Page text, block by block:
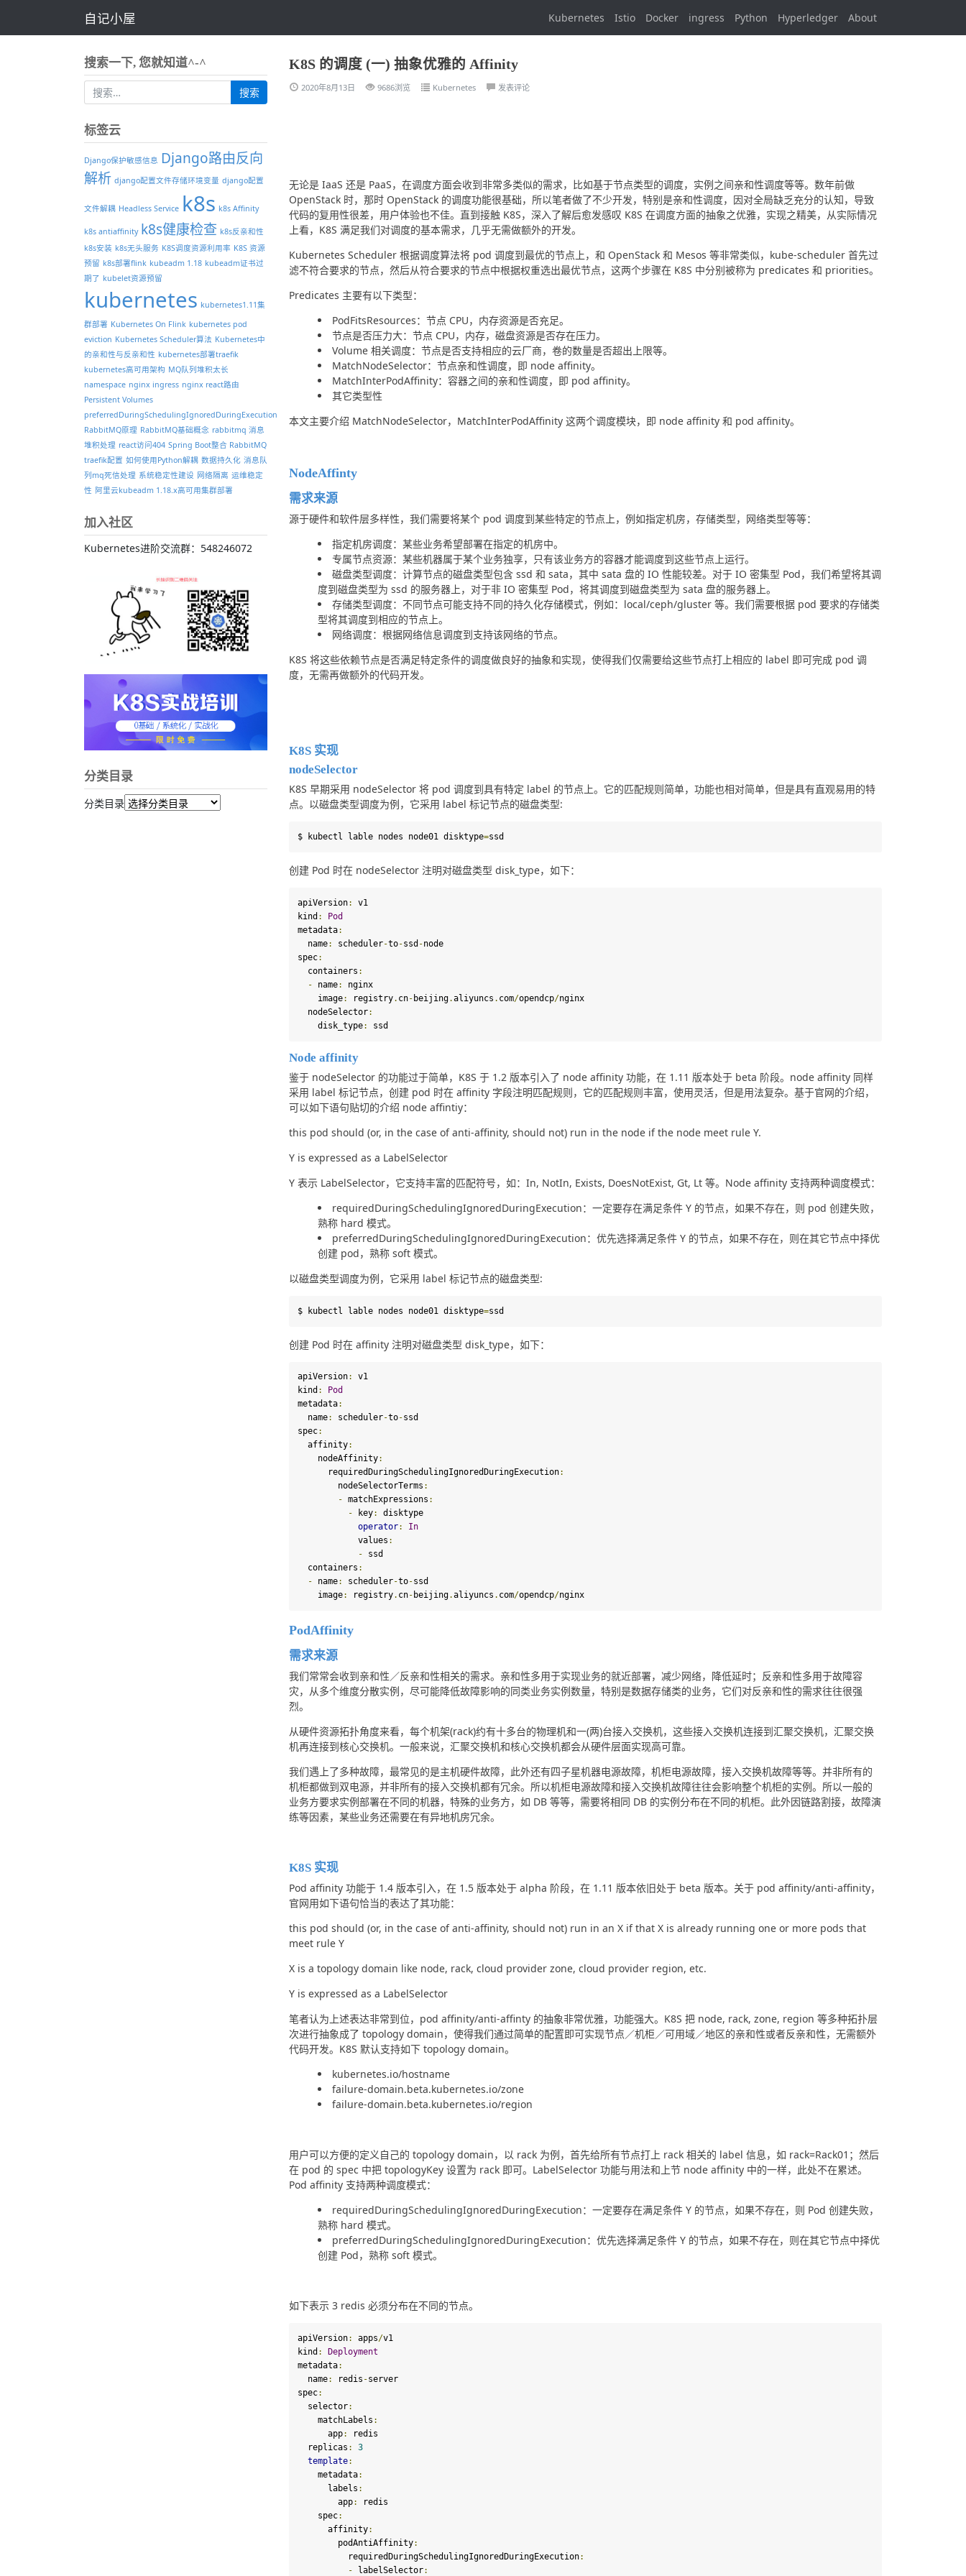
自记小屋 Kubernetes Istio Docker ingress Python Hyperledger About
K8S 的调度 (一) 抽象优雅的 Affinity
2020年8月13日 9686浏览 Kubernetes 发表评论
无论是 IaaS 还是 PaaS，在调度方面会收到非常多类似的需求，比如基于节点类型的调度，实例之间亲和性调度等等。数年前做
OpenStack 时，那时 OpenStack 的调度功能很基础，所以笔者做了不少开发，特别是亲和性调度，因对全局缺乏充分的认知，导致
代码的复用性很差，用户体验也不佳。直到接触 K8S，深入了解后愈发感叹 K8S 在调度方面的抽象之优雅，实现之精美，从实际情况
上看，K8S 满足我们对调度的基本需求，几乎无需做额外的开发。
Kubernetes Scheduler 根据调度算法将 pod 调度到最优的节点上，和 OpenStack 和 Mesos 等非常类似，kube-scheduler 首先过
滤不符合要求的节点，然后从符合要求的节点中根据权重选出最优节点，这两个步骤在 K8S 中分别被称为 predicates 和 priorities。
Predicates 主要有以下类型：
PodFitsResources：节点 CPU，内存资源是否充足。
节点是否压力大：节点 CPU，内存，磁盘资源是否存在压力。
Volume 相关调度：节点是否支持相应的云厂商，卷的数量是否超出上限等。
MatchNodeSelector：节点亲和性调度，即 node affinity。
MatchInterPodAffinity：容器之间的亲和性调度，即 pod affinity。
其它类型性
本文主要介绍 MatchNodeSelector，MatchInterPodAffinity 这两个调度模块，即 node affinity 和 pod affinity。
NodeAffinty
需求来源
源于硬件和软件层多样性，我们需要将某个 pod 调度到某些特定的节点上，例如指定机房，存储类型，网络类型等等：
指定机房调度：某些业务希望部署在指定的机房中。
专属节点资源：某些机器属于某个业务独享，只有该业务方的容器才能调度到这些节点上运行。
磁盘类型调度：计算节点的磁盘类型包含 ssd 和 sata，其中 sata 盘的 IO 性能较差。对于 IO 密集型 Pod，我们希望将其调
度到磁盘类型为 ssd 的服务器上，对于非 IO 密集型 Pod，将其调度到磁盘类型为 sata 盘的服务器上。
存储类型调度：不同节点可能支持不同的持久化存储模式，例如：local/ceph/gluster 等。我们需要根据 pod 要求的存储类
型将其调度到相应的节点上。
网络调度：根据网络信息调度到支持该网络的节点。
K8S 将这些依赖节点是否满足特定条件的调度做良好的抽象和实现，使得我们仅需要给这些节点打上相应的 label 即可完成 pod 调
度，无需再做额外的代码开发。
K8S 实现
nodeSelector
K8S 早期采用 nodeSelector 将 pod 调度到具有特定 label 的节点上。它的匹配规则简单，功能也相对简单，但是具有直观易用的特
点。以磁盘类型调度为例，它采用 label 标记节点的磁盘类型:
$ kubectl lable nodes node01 disktype=ssd
创建 Pod 时在 nodeSelector 注明对磁盘类型 disk_type，如下：
apiVersion:
v1
kind :
Pod
metadata:
  name
: scheduler-to-ssd -
node
spec:
  containers
:
- name:
nginx
    image
: registry. cn- beijing.aliyuncs . com/opendcp/nginx
  nodeSelector
:
    disk_type
: ssd
Node affinity
鉴于 nodeSelector 的功能过于简单，K8S 于 1.2 版本引入了 node affinity 功能，在 1.11 版本处于 beta 阶段。node affinity 同样
采用 label 标记节点，创建 pod 时在 affinity 字段注明匹配规则，它的匹配规则丰富，使用灵活，但是用法复杂。基于官网的介绍，
可以如下语句贴切的介绍 node affintiy：
this pod should (or, in the case of anti-affinity, should not) run in the node if the node meet rule Y.
Y is expressed as a LabelSelector
Y 表示 LabelSelector，它支持丰富的匹配符号，如：In, NotIn, Exists, DoesNotExist, Gt, Lt 等。Node affinity 支持两种调度模式：
requiredDuringSchedulingIgnoredDuringExecution：一定要存在满足条件 Y 的节点，如果不存在，则 pod 创建失败，
熟称 hard 模式。
preferredDuringSchedulingIgnoredDuringExecution：优先选择满足条件 Y 的节点，如果不存在，则在其它节点中择优
创建 pod，熟称 soft 模式。
以磁盘类型调度为例，它采用 label 标记节点的磁盘类型:
$ kubectl lable nodes node01 disktype=ssd
创建 Pod 时在 affinity 注明对磁盘类型 disk_type，如下：
apiVersion:
v1
kind :
Pod
metadata:
  name
: scheduler-to-
spec:
  affinity
:
    nodeAffinity
:
      requiredDuringSchedulingIgnoredDuringExecution
:
        nodeSelectorTerms
:
- matchExpressions :
- key:
disktype
operator:
In
            values
:
- ssd
  containers
:
- name: scheduler-to-ssd
    image
: registry. cn- beijing.aliyuncs . com/opendcp/nginx
PodAffinity
需求来源
我们常常会收到亲和性／反亲和性相关的需求。亲和性多用于实现业务的就近部署，减少网络，降低延时；反亲和性多用于故障容
灾，从多个维度分散实例，尽可能降低故障影响的同类业务实例数量，特别是数据存储类的业务，它们对反亲和性的需求往往很强
烈。
从硬件资源拓扑角度来看，每个机架(rack)约有十多台的物理机和一(两)台接入交换机，这些接入交换机连接到汇聚交换机，汇聚交换
机再连接到核心交换机。一般来说，汇聚交换机和核心交换机都会从硬件层面实现高可靠。
我们遇上了多种故障，最常见的是主机硬件故障，此外还有四子星机器电源故障，机柜电源故障，接入交换机故障等等。并非所有的
机柜都做到双电源，并非所有的接入交换机都有冗余。所以机柜电源故障和接入交换机故障往往会影响整个机柜的实例。所以一般的
业务方要求实例部署在不同的机器，特殊的业务方，如 DB 等等，需要将相同 DB 的实例分布在不同的机柜。此外因链路割接，故障演
练等因素，某些业务还需要在有异地机房冗余。
K8S 实现
Pod affinity 功能于 1.4 版本引入，在 1.5 版本处于 alpha 阶段，在 1.11 版本依旧处于 beta 版本。关于 pod affinity/anti-affinity，
官网用如下语句恰当的表达了其功能：
this pod should (or, in the case of anti-affinity, should not) run in an X if that X is already running one or more pods that
meet rule Y
X is a topology domain like node, rack, cloud provider zone, cloud provider region, etc.
Y is expressed as a LabelSelector
笔者认为上述表达非常到位，pod affinity/anti-affinty 的抽象非常优雅，功能强大。K8S 把 node, rack, zone, region 等多种拓扑层
次进行抽象成了 topology domain，使得我们通过简单的配置即可实现节点／机柜／可用域／地区的亲和性或者反亲和性，无需额外
代码开发。K8S 默认支持如下 topology domain。
kubernetes.io/hostname
failure-domain.beta.kubernetes.io/zone
failure-domain.beta.kubernetes.io/region
用户可以方便的定义自己的 topology domain，以 rack 为例，首先给所有节点打上 rack 相关的 label 信息，如 rack=Rack01；然后
在 pod 的 spec 中把 topologyKey 设置为 rack 即可。LabelSelector 功能与用法和上节 node affinity 中的一样，此处不在累述。
Pod affinity 支持两种调度模式：
requiredDuringSchedulingIgnoredDuringExecution：一定要存在满足条件 Y 的节点，如果不存在，则 Pod 创建失败，
熟称 hard 模式。
preferredDuringSchedulingIgnoredDuringExecution：优先选择满足条件 Y 的节点，如果不存在，则在其它节点中择优
创建 Pod，熟称 soft 模式。
如下表示 3 redis 必须分布在不同的节点。
apiVersion: apps/v1
kind :
Deployment
metadata:
  name
: redis -server
spec:
  selector
:
    matchLabels
:
      app
:
redis
  replicas
:
3
template:
    metadata
:
      labels
:
        app
:
redis
    spec
:
      affinity
:
        podAntiAffinity
:
          requiredDuringSchedulingIgnoredDuringExecution
:
- labelSelector:
搜索一下, 您就知道^-^
标签云
Django保护敏感信息 Django路由反向
解析 django配置文件存储环境变量 django配置
文件解耦 Headless Service k8s k8s Affinity
k8s antiaffinity k8s健康检查 k8s反亲和性
k8s安装 k8s无头服务 K8S调度资源利用率 K8S 资源
预留 k8s部署flink kubeadm 1.18 kubeadm证书过
期了 kubelet资源预留
kubernetes kubernetes1.11集
群部署 Kubernetes On Flink kubernetes pod
eviction Kubernetes Scheduler算法 Kubernetes中
的亲和性与反亲和性 kubernetes部署traefik
kubernetes高可用架构 MQ队列堆积太长
namespace nginx ingress nginx react路由
Persistent Volumes
preferredDuringSchedulingIgnoredDuringExecution
RabbitMQ原理 RabbitMQ基础概念 rabbitmq 消息
堆积处理 react访问404 Spring Boot整合 RabbitMQ
traefik配置 如何使用Python解耦 数据持久化 消息队
列mq死信处理 系统稳定性建设 网络隔离 运维稳定
性 阿里云kubeadm 1.18.x高可用集群部署
加入社区
Kubernetes进阶交流群：548246072
分类目录
分类目录